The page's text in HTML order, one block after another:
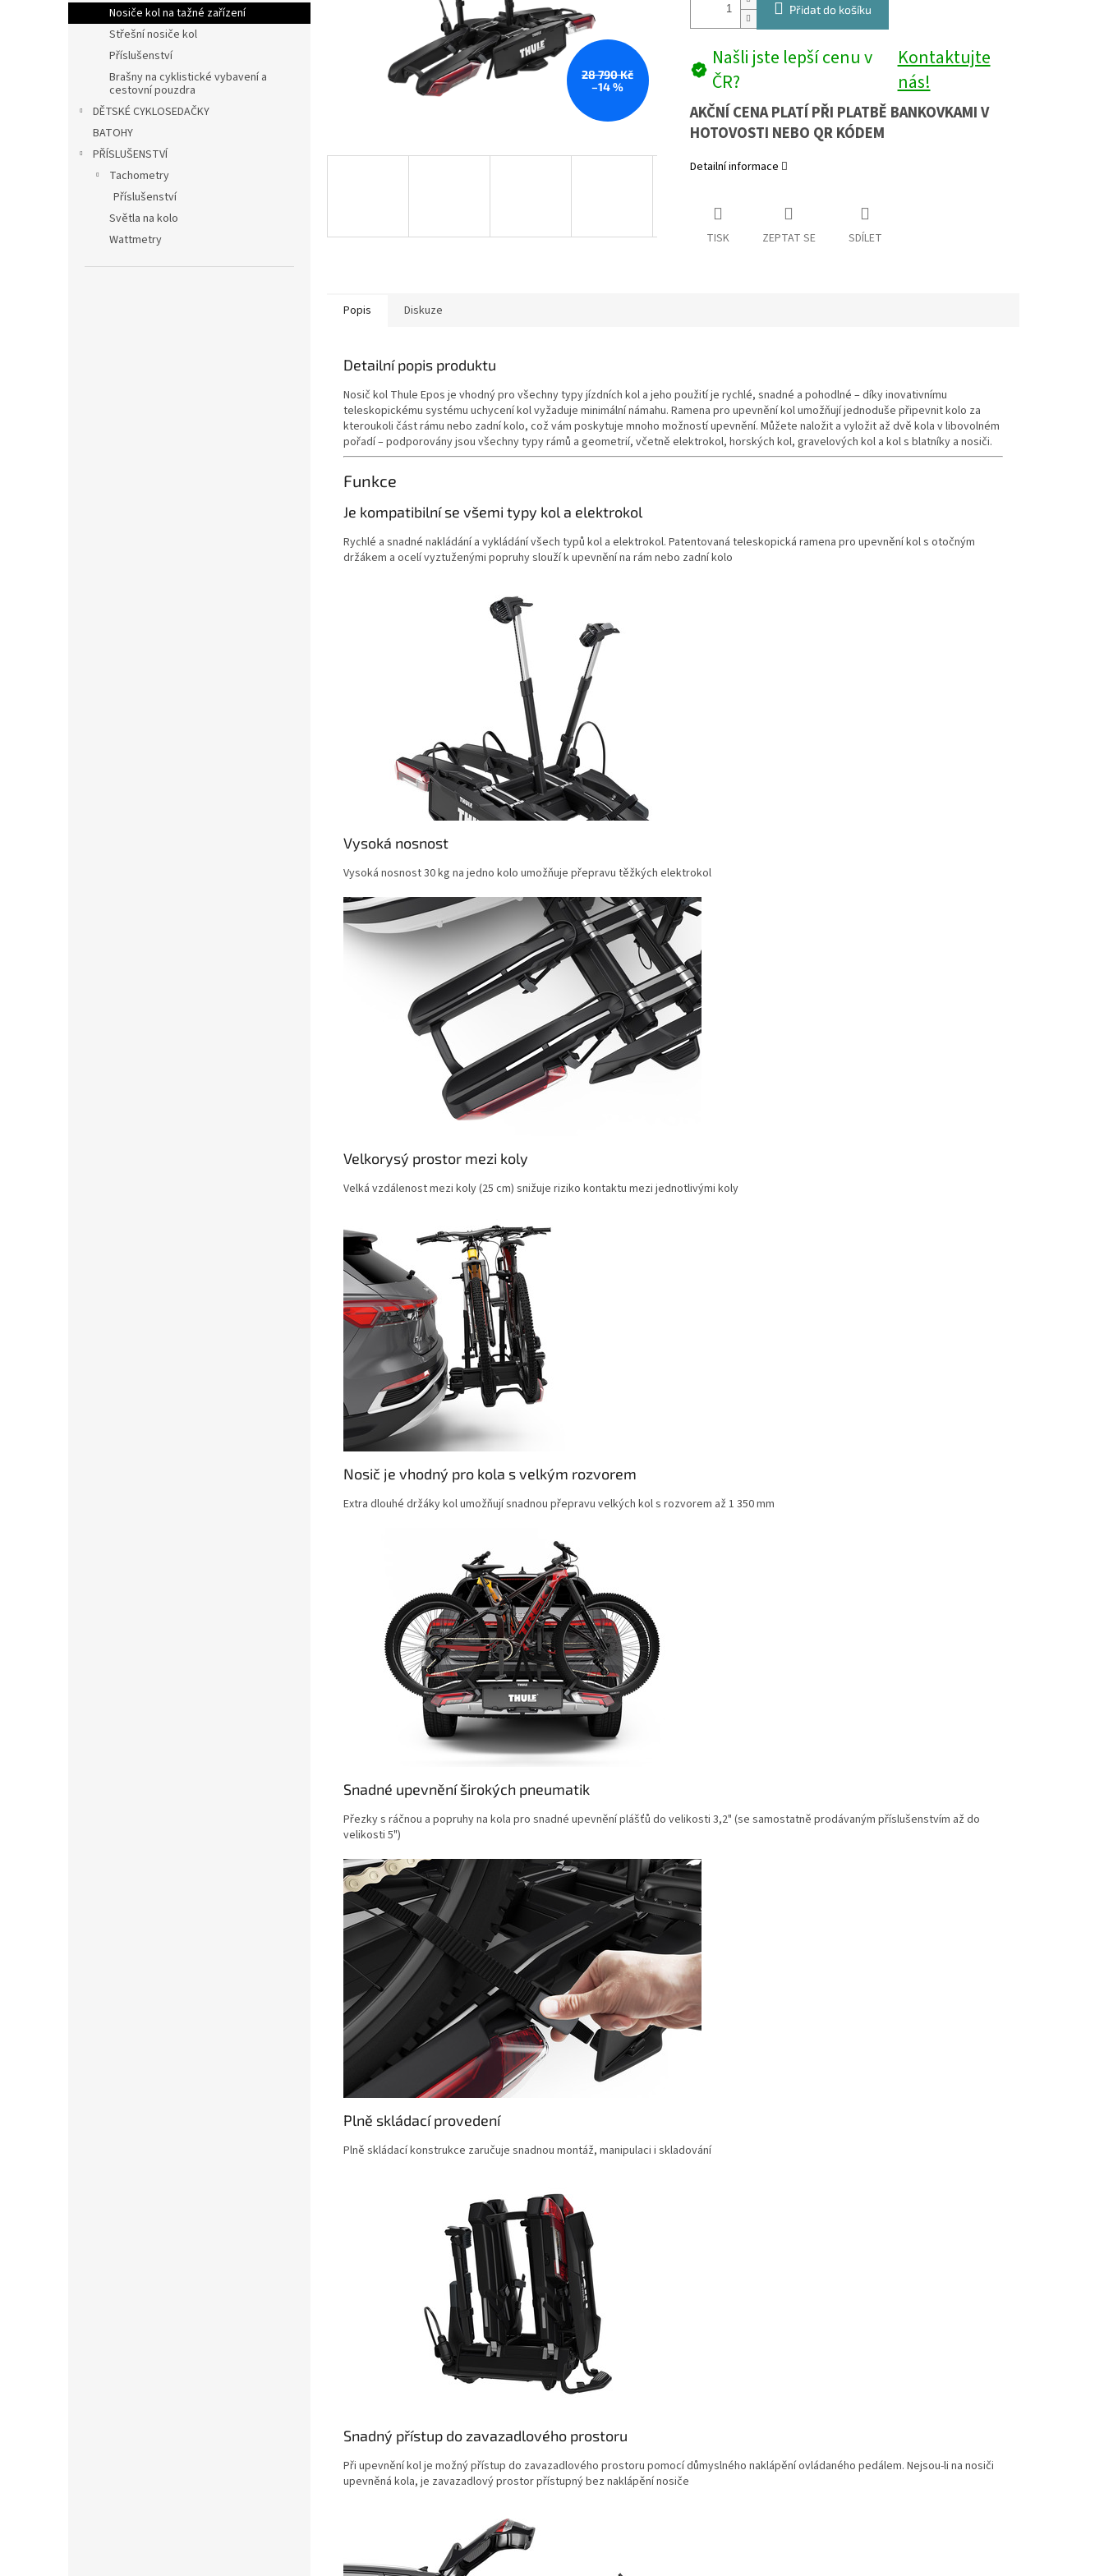
n
e
Nosiče kol na tažné zařízení
Střešní nosiče kol
Příslušenství
Brašny na cyklistické vybavení a
cestovní pouzdra
DĚTSKÉ CYKLOSEDAČKY
BATOHY
PŘÍSLUŠENSTVÍ
Tachometry
Příslušenství
Světla na kolo
Wattmetry
28 790 Kč
–14 %
Přidat do košíku
Našli jste lepší cenu v
ČR?
Kontaktujte
nás!
AKČNÍ CENA PLATÍ PŘI PLATBĚ BANKOVKAMI V
HOTOVOSTI NEBO QR KÓDEM
Detailní informace
TISK ZEPTAT SE SDÍLET
Popis Diskuze
Detailní popis produktu
Nosič kol Thule Epos je vhodný pro všechny typy jízdních kol a jeho použití je rychlé, snadné a pohodlné – díky inovativnímu
teleskopickému systému uchycení kol vyžaduje minimální námahu. Ramena pro upevnění kol umožňují jednoduše připevnit kolo za
kteroukoli část rámu nebo zadní kolo, což vám poskytuje mnoho možností upevnění. Můžete naložit a vyložit až dvě kola v libovolném
pořadí – podporovány jsou všechny typy rámů a geometrií, včetně elektrokol, horských kol, gravelových kol a kol s blatníky a nosiči.
Funkce
Je kompatibilní se všemi typy kol a elektrokol
Rychlé a snadné nakládání a vykládání všech typů kol a elektrokol. Patentovaná teleskopická ramena pro upevnění kol s otočným
držákem a ocelí vyztuženými popruhy slouží k upevnění na rám nebo zadní kolo
Vysoká nosnost
Vysoká nosnost 30 kg na jedno kolo umožňuje přepravu těžkých elektrokol
Velkorysý prostor mezi koly
Velká vzdálenost mezi koly (25 cm) snižuje riziko kontaktu mezi jednotlivými koly
Nosič je vhodný pro kola s velkým rozvorem
Extra dlouhé držáky kol umožňují snadnou přepravu velkých kol s rozvorem až 1 350 mm
Snadné upevnění širokých pneumatik
Přezky s ráčnou a popruhy na kola pro snadné upevnění plášťů do velikosti 3,2" (se samostatně prodávaným příslušenstvím až do
velikosti 5")
Plně skládací provedení
Plně skládací konstrukce zaručuje snadnou montáž, manipulaci i skladování
Snadný přístup do zavazadlového prostoru
Při upevnění kol je možný přístup do zavazadlového prostoru pomocí důmyslného naklápění ovládaného pedálem. Nejsou-li na nosiči
upevněná kola, je zavazadlový prostor přístupný bez naklápění nosiče